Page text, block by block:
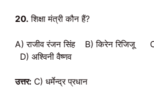
20. शिक्षा मंत्री कौन हैं?
A) राजीव रंजन सिंह B) किरेन रिजिजू C)
D) अश्विनी वैष्णव
उत्तर: C) धर्मेन्द्र प्रधान